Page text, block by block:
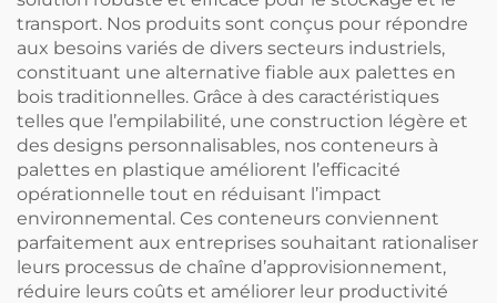
transport. Nos produits sont conçus pour répondre
aux besoins variés de divers secteurs industriels,
constituant une alternative fiable aux palettes en
bois traditionnelles. Grâce à des caractéristiques
telles que l’empilabilité, une construction légère et
des designs personnalisables, nos conteneurs à
palettes en plastique améliorent l’efficacité
opérationnelle tout en réduisant l’impact
environnemental. Ces conteneurs conviennent
parfaitement aux entreprises souhaitant rationaliser
leurs processus de chaîne d’approvisionnement,
réduire leurs coûts et améliorer leur productivité